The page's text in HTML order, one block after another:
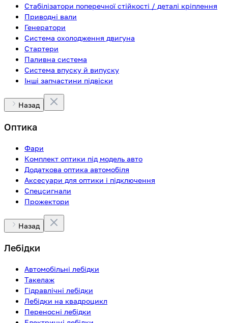
Стабілізатори поперечної стійкості / деталі кріплення
Приводні вали
Генератори
Система охолодження двигуна
Стартери
Паливна система
Система впуску й випуску
Інші запчастини підвіски
Назад
Оптика
Фари
Комплект оптики під модель авто
Додаткова оптика автомобіля
Аксесуари для оптики і підключення
Спецсигнали
Прожектори
Назад
Лебідки
Автомобільні лебідки
Такелаж
Гідравлічні лебідки
Лебідки на квадроцикл
Переносні лебідки